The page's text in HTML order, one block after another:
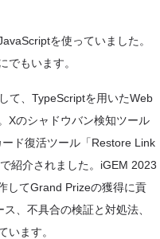
を使っていました。
でもいます。
て、TypeScriptを用いたWeb
Xのシャドウバン検知ツール
ド復活ツール「Restore Link
紹介されました。iGEM 2023
してGrand Prizeの獲得に貢
、不具合の検証と対処法、
います。